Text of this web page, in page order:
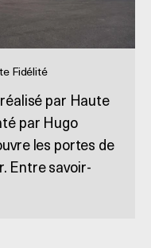
Fidélité
par Haute
par Hugo
les portes de
Entre savoir-